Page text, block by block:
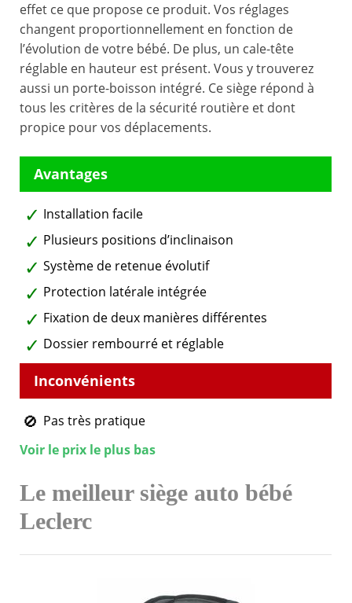
effet ce que propose ce produit. Vos réglages
changent proportionnellement en fonction de
l’évolution de votre bébé. De plus, un cale-tête
réglable en hauteur est présent. Vous y trouverez
aussi un porte-boisson intégré. Ce siège répond à
tous les critères de la sécurité routière et dont
propice pour vos déplacements.
Installation facile
Plusieurs positions d’inclinaison
Système de retenue évolutif
Protection latérale intégrée
Fixation de deux manières différentes
Dossier rembourré et réglable
Pas très pratique
Voir le prix le plus bas
Le meilleur siège auto bébé
Leclerc